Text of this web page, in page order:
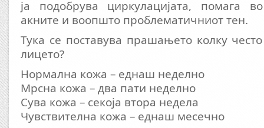
ја подобрува циркулацијата, помага
акните и воопшто проблематичниот тен.
Тука се поставува прашањето колку
лицето?
Нормална кожа – еднаш неделно
Мрсна кожа – два пати неделно
Сува кожа – секоја втора недела
Чувствителна кожа – еднаш месечно